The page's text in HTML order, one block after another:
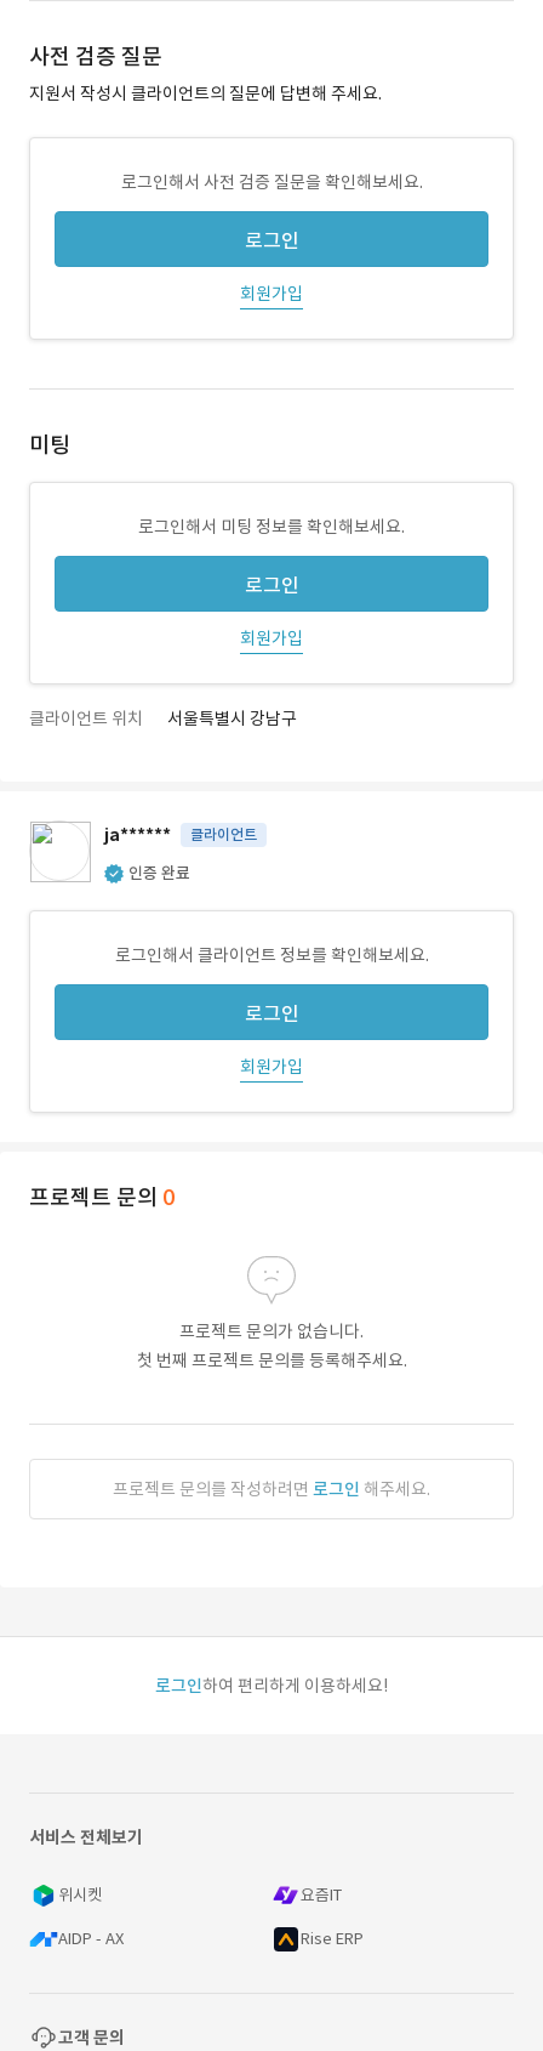
사전 검증 질문
지원서 작성시 클라이언트의 질문에 답변해 주세요.
로그인해서 사전 검증 질문을 확인해보세요.
로그인
회원가입
미팅
로그인해서 미팅 정보를 확인해보세요.
로그인
회원가입
클라이언트 위치 서울특별시 강남구
ja****** 클라이언트
인증 완료
로그인해서 클라이언트 정보를 확인해보세요.
로그인
회원가입
프로젝트 문의 0
프로젝트 문의가 없습니다.
첫 번째 프로젝트 문의를 등록해주세요.
프로젝트 문의를 작성하려면 로그인 해주세요.
로그인하여 편리하게 이용하세요!
서비스 전체보기
위시켓 요즘IT
AIDP - AX Rise ERP
고객 문의